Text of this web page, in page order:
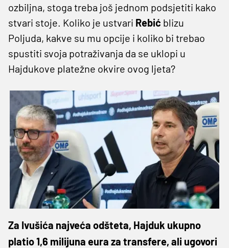
ozbiljna, stoga treba još jednom podsjetiti kako
stvari stoje. Koliko je ustvari Rebić blizu
Poljuda, kakve su mu opcije i koliko bi trebao
spustiti svoja potraživanja da se uklopi u
Hajdukove platežne okvire ovog ljeta?
Za Ivušića najveća odšteta, Hajduk ukupno
platio 1,6 milijuna eura za transfere, ali ugovori